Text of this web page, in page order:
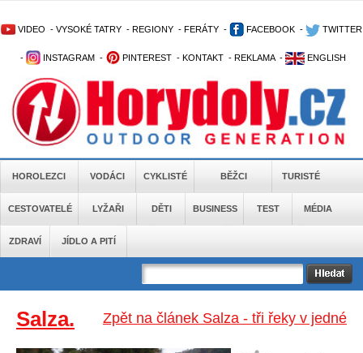
VIDEO - VYSOKÉ TATRY - REGIONY - FERÁTY - FACEBOOK - TWITTER
- INSTAGRAM - PINTEREST - KONTAKT - REKLAMA - ENGLISH
HOROLEZCI VODÁCI CYKLISTÉ BĚŽCI TURISTÉ
CESTOVATELÉ LYŽAŘI DĚTI BUSINESS TEST MÉDIA
ZDRAVÍ JÍDLO A PITÍ
Zpět na článek Salza - tři řeky v jedné
Salza.